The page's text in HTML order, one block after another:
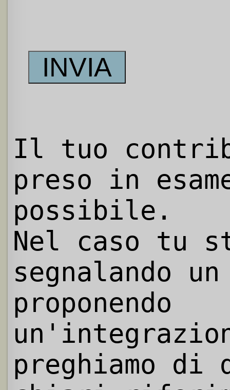
Il tuo
preso in
possibile.
Nel caso tu
segnalando
proponendo
preghiamo